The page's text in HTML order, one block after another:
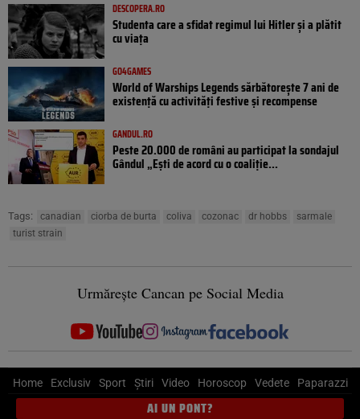
DESCOPERA.RO
Studenta care a sfidat regimul lui Hitler și a plătit
cu viața
GO4GAMES
World of Warships Legends sărbătorește 7 ani de
existență cu activități festive și recompense
GANDUL.RO
Peste 20.000 de români au participat la sondajul
Gândul „Ești de acord cu o coaliție...
Tags: canadian ciorba de burta coliva cozonac dr hobbs
sarmale
turist strain
Urmărește Cancan pe Social Media
Home Exclusiv Sport Știri Video Horoscop Vedete Paparazzi
AI UN PONT?